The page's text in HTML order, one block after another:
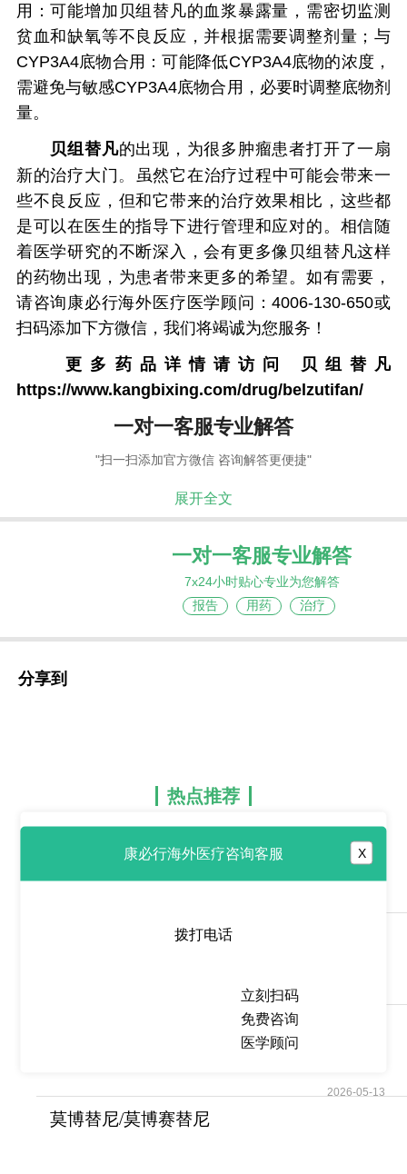
用：可能增加贝组替凡的血浆暴露量，需密切监测
贫血和缺氧等不良反应，并根据需要调整剂量；与
CYP3A4底物合用：可能降低CYP3A4底物的浓度，
需避免与敏感CYP3A4底物合用，必要时调整底物剂
量。
贝组替凡的出现，为很多肿瘤患者打开了一扇
新的治疗大门 。
虽然它在治疗过程中可能会带来一
些不良反应，但和它带来的治疗效果相比，这些都
是可以在医生的指导下进行管理和应对的。相信随
着医学研究的不断深入，会有更多像贝组替凡这样
的药物出现，为患者带来更多的希望。如有需要，
请咨询康必行海外医疗医学顾问：4006-130-650或
扫码添加下方微信，我们将竭诚为您服务！
更多药品详情请访问
贝组替凡
https://www.kangbixing.com/drug/belzutifan/
一对一客服专业解答
"扫一扫添加官方微信 咨询解答更便捷"
展开全文
一对一客服专业解答
7x24小时贴心专业为您解答
报告
用药 治疗
分享到
热点推荐
贝组替凡(belzutifan/Welireg)为
很多肿瘤患
塞利尼索/希维奥(Selinexor)作
2026-05-13
莫博替尼/莫博赛替尼
康必行海外医疗咨询客服 X
拨打电话
立刻扫码
免费咨询
医学顾问